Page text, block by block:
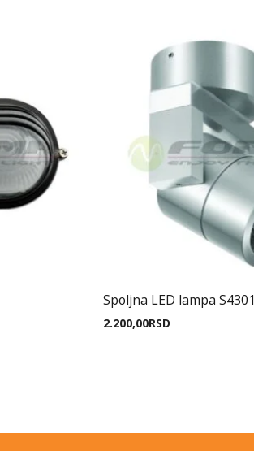
Spoljna LED lampa S4301
2.200,00RSD